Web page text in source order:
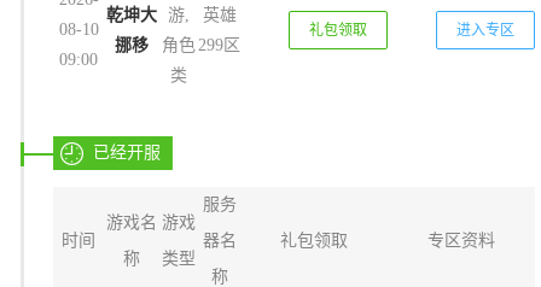
08-10
09:00
乾坤大
挪移
游,
角色
类
英雄
299区
礼包领取 进入专区
已经开服
时间
游戏名
称
游戏
类型
服务
器名
称
礼包领取 专区资料